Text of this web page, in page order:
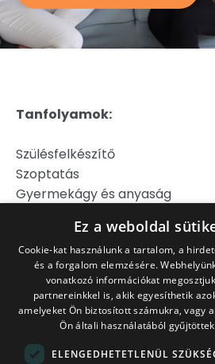
Tanfolyamok:
Szülésfelkészítő
Szoptatás
Gyermekágy és anyaság
Szülj könnyebben!
Jogi Nyilatkozat
Adatkezelési Tájékoztató
Általános Szerződési Feltételek
Belépés tagoknak
ITT!
Ez a weboldal
Cookie-kat használunk a tartalom, a
és a forgalom elemzésére.
vonatkozó információkat
partnereinkkel is, akik egyesíthetik
amelyeket Ön biztosított számukra, vagy
Ön általi használatából
ELENGEDHETETLENÜL